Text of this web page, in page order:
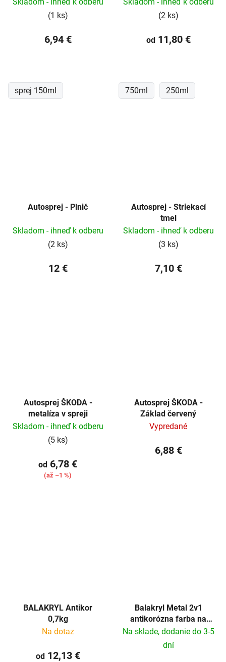
(1 ks)
6,94 €
sprej 150ml
(2 ks)
od11,80 €
750ml 250ml
Autosprej - Plnič
Skladom - ihneď k odberu
(2 ks)
12 €
Autosprej - Striekací
tmel
Skladom - ihneď k odberu
(3 ks)
7,10 €
Autosprej ŠKODA -
metalíza v spreji
Skladom - ihneď k odberu
(5 ks)
od 6,78 €
(až –1 %)
Autosprej ŠKODA -
Základ červený
Vypredané
6,88 €
BALAKRYL Antikor
0,7kg
Na dotaz
od12,13 €
Balakryl Metal 2v1
antikorózna farba na
kov 0,7kg
Na sklade, dodanie do 3-5
dní